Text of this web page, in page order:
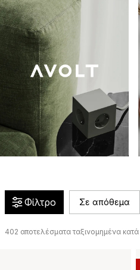
Φίλτρο Σε απόθεμα
402 αποτελέσματα ταξινομημένα κατά